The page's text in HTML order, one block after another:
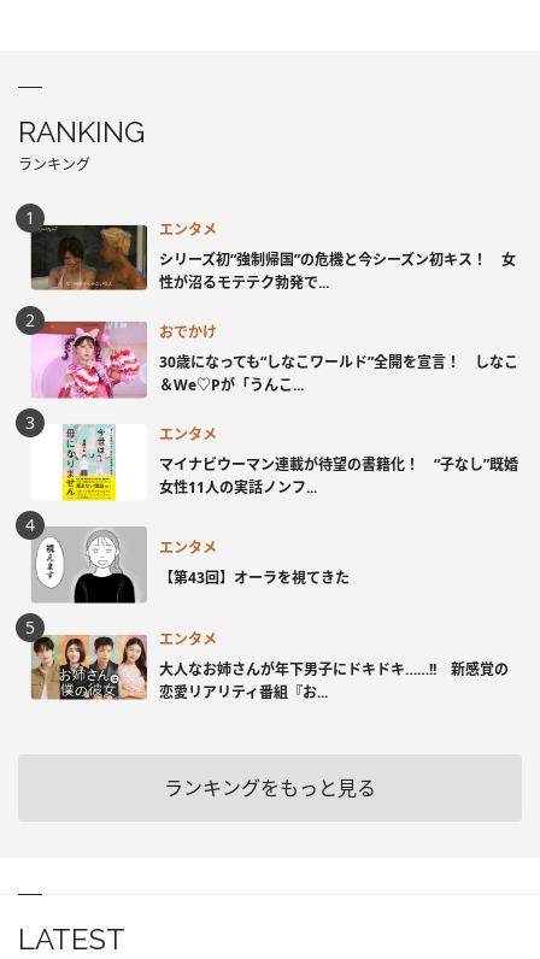
RANKING
ランキング
エンタメ
シリーズ初“強制帰国”の危機と今シーズン初キス！ 女
性が沼るモテテク勃発で...
おでかけ
30歳になっても“しなこワールド”全開を宣言！ しなこ
＆We♡Pが「うんこ...
エンタメ
マイナビウーマン連載が待望の書籍化！ “子なし”既婚
女性11人の実話ノンフ...
エンタメ
【第43回】オーラを視てきた
エンタメ
大人なお姉さんが年下男子にドキドキ……!! 新感覚の
恋愛リアリティ番組『お...
ランキングをもっと見る
LATEST